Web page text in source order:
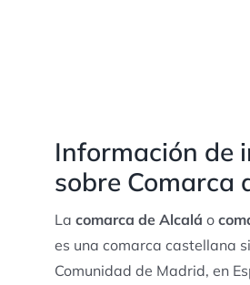
Información de
sobre Comarca
La comarca de Alcalá o
es una comarca castellana
Comunidad de Madrid, en